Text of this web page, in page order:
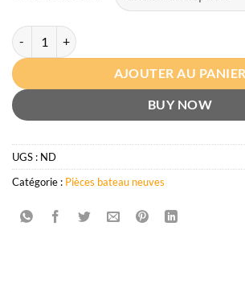
quantité de Extracteur d'hélice arbre
AJOUTER AU PANIER
BUY NOW
UGS : ND
Catégorie : Pièces bateau neuves